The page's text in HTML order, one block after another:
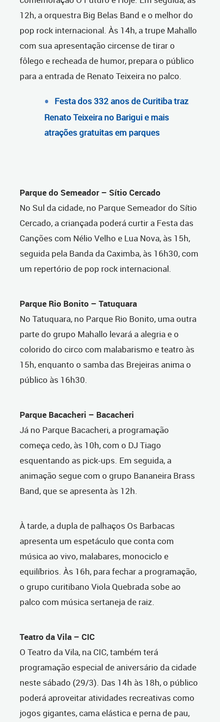
12h, a orquestra Big Belas Band e o melhor do
pop rock internacional. Às 14h, a trupe Mahallo
com sua apresentação circense de tirar o
fôlego e recheada de humor, prepara o público
para a entrada de Renato Teixeira no palco.
Festa dos 332 anos de Curitiba traz
Renato Teixeira no Barigui e mais
atrações gratuitas em parques
Parque do Semeador – Sítio Cercado
No Sul da cidade, no Parque Semeador do Sítio
Cercado, a criançada poderá curtir a Festa das
Canções com Nélio Velho e Lua Nova, às 15h,
seguida pela Banda da Caximba, às 16h30, com
um repertório de pop rock internacional.
Parque Rio Bonito – Tatuquara
No Tatuquara, no Parque Rio Bonito, uma outra
parte do grupo Mahallo levará a alegria e o
colorido do circo com malabarismo e teatro às
15h, enquanto o samba das Brejeiras anima o
público às 16h30.
Parque Bacacheri – Bacacheri
Já no Parque Bacacheri, a programação
começa cedo, às 10h, com o DJ Tiago
esquentando as pick-ups. Em seguida, a
animação segue com o grupo Bananeira Brass
Band, que se apresenta às 12h.
À tarde, a dupla de palhaços Os Barbacas
apresenta um espetáculo que conta com
música ao vivo, malabares, monociclo e
equilíbrios. Às 16h, para fechar a programação,
o grupo curitibano Viola Quebrada sobe ao
palco com música sertaneja de raiz.
Teatro da Vila – CIC
O Teatro da Vila, na CIC, também terá
programação especial de aniversário da cidade
neste sábado (29/3). Das 14h às 18h, o público
poderá aproveitar atividades recreativas como
jogos gigantes, cama elástica e perna de pau,